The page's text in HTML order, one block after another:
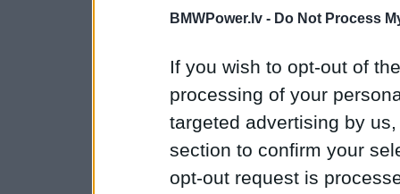
BMWPower.lv - Do Not Process
If you wish to opt-out of
processing of your
targeted advertising by
section to confirm your
opt-out request is